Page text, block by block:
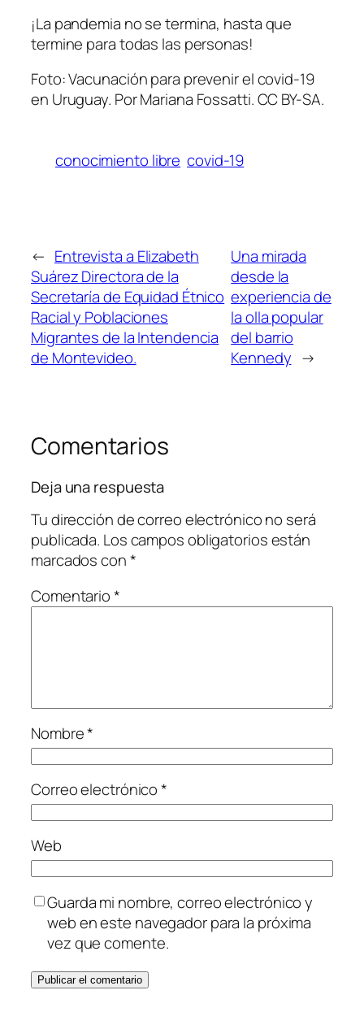
¡La pandemia no se termina, hasta que
termine para todas las personas!
Foto: Vacunación para prevenir el covid-19
en Uruguay. Por Mariana Fossatti. CC BY-SA.
conocimiento libre covid-19
← Entrevista a Elizabeth
Suárez Directora de la
Secretaría de Equidad Étnico
Racial y Poblaciones
Migrantes de la Intendencia
de Montevideo.
Una mirada
desde la
experiencia de
la olla popular
del barrio
Kennedy →
Comentarios
Deja una respuesta
Tu dirección de correo electrónico no será
publicada. Los campos obligatorios están
marcados con*
Comentario*
Nombre*
Correo electrónico*
Web
Guarda mi nombre, correo electrónico y
web en este navegador para la próxima
vez que comente.